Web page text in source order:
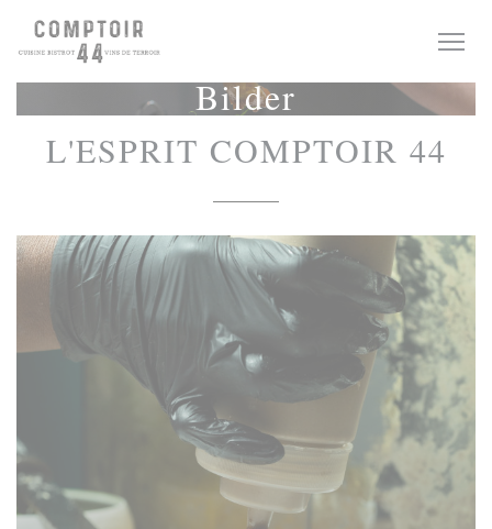
Panel for informasjonskapsler
Bilder
L'ESPRIT COMPTOIR 44